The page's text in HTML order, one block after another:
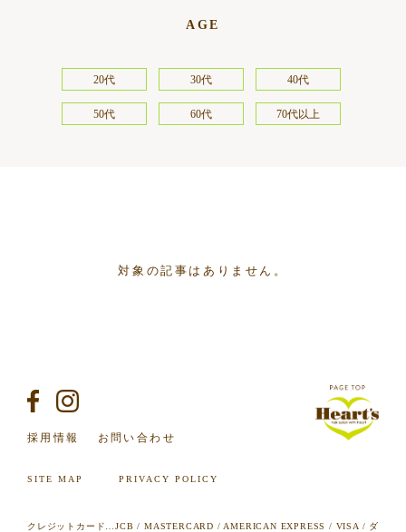
AGE
20代 30代 40代
50代 60代 70代以上
対象の記事はありません。
採用情報 お問い合わせ
SITE MAP PRIVACY POLICY
クレジットカード…JCB / MASTERCARD / AMERICAN EXPRESS / VISA / ダ